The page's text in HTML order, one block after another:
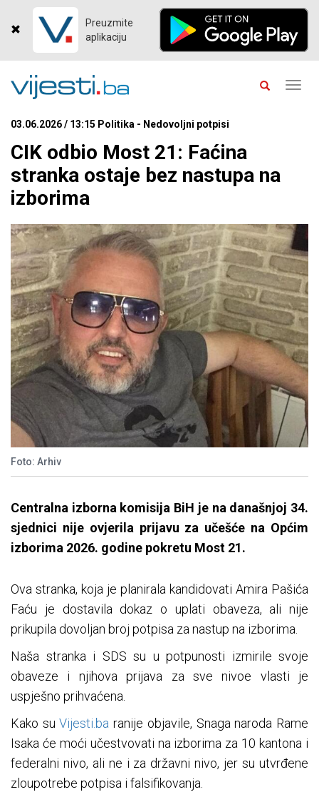
Preuzmite
aplikaciju
03.06.2026 / 13:15 Politika - Nedovoljni potpisi
CIK odbio Most 21: Faćina
stranka ostaje bez nastupa na
izborima
Foto: Arhiv
Centralna izborna komisija BiH je na današnjoj 34.
sjednici nije ovjerila prijavu za učešće na Općim
izborima 2026. godine pokretu Most 21.
Ova stranka, koja je planirala kandidovati Amira Pašića
Faću je dostavila dokaz o uplati obaveza, ali nije
prikupila dovoljan broj potpisa za nastup na izborima.
Naša stranka i SDS su u potpunosti izmirile svoje
obaveze i njihova prijava za sve nivoe vlasti je
uspješno prihvaćena.
Kako suVijesti.ba ranije objavile, Snaga naroda Rame
Isaka će moći učestvovati na izborima za 10 kantona i
federalni nivo, ali ne i za državni nivo, jer su utvrđene
zloupotrebe potpisa i falsifikovanja.